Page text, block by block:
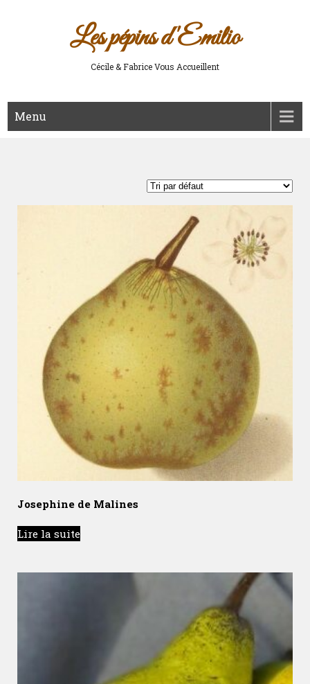
Les pépins d'Emilio
Cécile & Fabrice Vous Accueillent
Menu
Josephine de Malines
Lire la suite